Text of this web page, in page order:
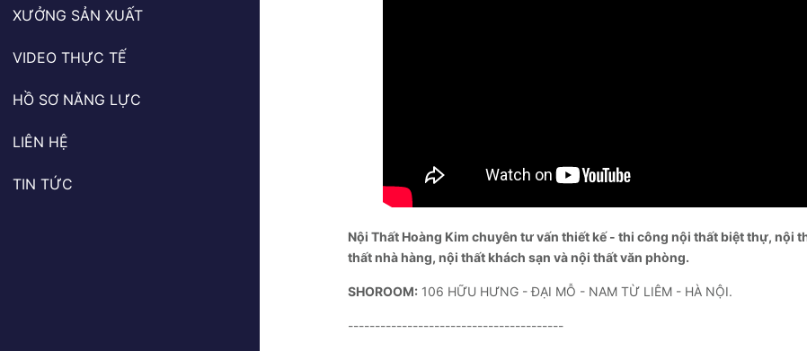
XƯỞNG SẢN XUẤT
VIDEO THỰC TẾ
HỒ SƠ NĂNG LỰC
LIÊN HỆ
TIN TỨC
Nội Thất Hoàng Kim chuyên tư vấn thiết kế - thi công nội thất biệt thự, nội
thất nhà hàng, nội thất khách sạn và nội thất văn phòng.
SHOROOM: 106 HỮU HƯNG - ĐẠI MỖ - NAM TỪ LIÊM - HÀ NỘI.
----------------------------------------